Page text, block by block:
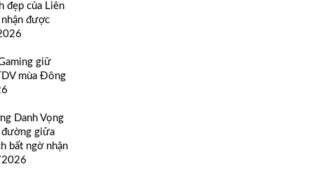
đẹp của Liên
được
giữ
mùa Đông
Danh Vọng
giữa
bất ngờ nhận
2026